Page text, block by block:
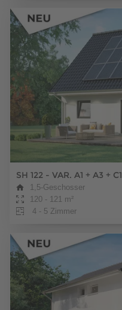
SH 122 - VAR. A1 + A3 + C1
1,5-Geschosser
120 - 121 m²
4 - 5 Zimmer